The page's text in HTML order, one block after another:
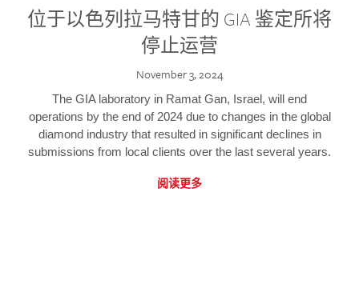
位于以色列拉马特甘的 GIA 鉴定所将
停止运营
November 3, 2024
The GIA laboratory in Ramat Gan, Israel, will end
operations by the end of 2024 due to changes in the global
diamond industry that resulted in significant declines in
submissions from local clients over the last several years.
阅读更多